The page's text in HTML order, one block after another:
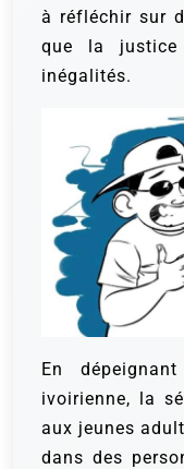
à réfléchir sur
que la justice
inégalités.
En
ivoirienne, la
aux jeunes
dans des